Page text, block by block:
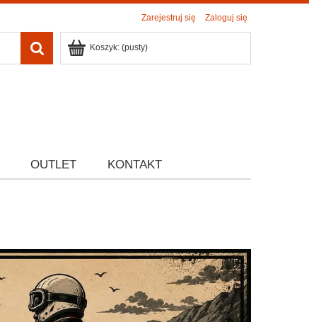
Zarejestruj się Zaloguj się
Koszyk: (pusty)
OUTLET KONTAKT